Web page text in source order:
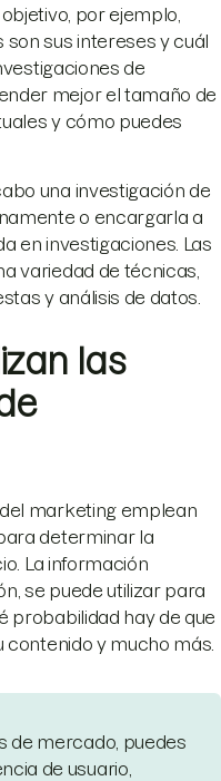
por ejemplo,
sus intereses y cuál
de
mejor el tamaño de
y cómo puedes
una investigación de
o encargarla a
en investigaciones. Las
variedad de técnicas,
y análisis de datos.
las
marketing emplean
determinar la
La información
se puede utilizar para
probabilidad hay de que
y mucho más.
de mercado, puedes
de usuario,